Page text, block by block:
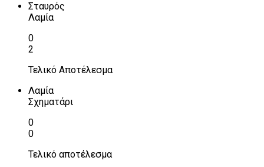
Σταυρός
Λαμία
0
2
Τελικό Αποτέλεσμα
Λαμία
Σχηματάρι
0
0
Τελικό αποτέλεσμα